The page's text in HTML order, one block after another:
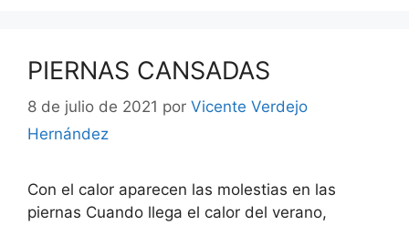
PIERNAS CANSADAS
8 de julio de 2021 por Vicente Verdejo
Hernández
Con el calor aparecen las molestias en las
piernas Cuando llega el calor del verano,